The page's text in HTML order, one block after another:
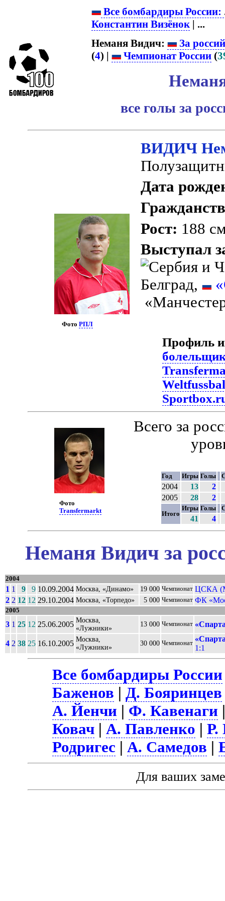
Все бомбардиры России:
Константин Визёнок | ...
Неманя Видич:
За
(4) | Чемпионат России (
все голы за
Фото РПЛ
ВИДИЧ
Дата
Рост: 188
Выступал
Белград,
Профиль
Фото
Transfermarkt
Всего за
Год Игры Голы
2004 13
2
2005
28 2
Итого
Игры Голы
41 4
Неманя Видич за
2004
1 1 9 9 10.09.2004 Москва, «Динамо» 19 000 Чемпионат ЦСКА
2 2 12 12 29.10.2004 Москва, «Торпедо» 5 000 Чемпионат ФК
2005
3 1 25 12 25.06.2005 Москва,
«Лужники»
13 000 Чемпионат
4 2 38 25 16.10.2005 Москва,
«Лужники»
30 000 Чемпионат
1:1
Все бомбардиры России
Баженов |Д. Бояринцев
А. Йенчи | Ф. Кавенаги
Ковач |А. Павленко |Р.
Родригес |А. Самедов |
Для ваших